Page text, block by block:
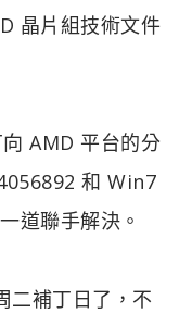
晶片組技術文件
AMD 平台的分
和 Win7
道聯手解決。
二補丁日了，不